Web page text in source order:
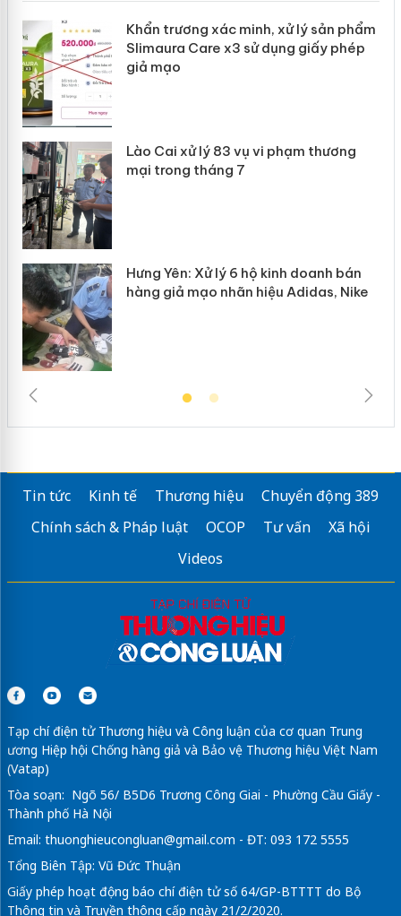
Khẩn trương xác minh, xử lý sản phẩm
Slimaura Care x3 sử dụng giấy phép
giả mạo
Lào Cai xử lý 83 vụ vi phạm thương
mại trong tháng 7
Hưng Yên: Xử lý 6 hộ kinh doanh bán
hàng giả mạo nhãn hiệu Adidas, Nike
Tin tức Kinh tế Thương hiệu
Chuyển động 389
Chính sách & Pháp luật
OCOP Tư vấn
Xã hội
Videos
Tạp chí điện tử Thương hiệu và Công luận của cơ quan Trung
ương Hiệp hội Chống hàng giả và Bảo vệ Thương hiệu Việt Nam
(Vatap)
Tòa soạn: Ngõ 56/ B5D6 Trương Công Giai - Phường Cầu Giấy -
Thành phố Hà Nội
Email: thuonghieucongluan@gmail.com - ĐT: 093 172 5555
Tổng Biên Tập: Vũ Đức Thuận
Giấy phép hoạt động báo chí điện tử số 64/GP-BTTTT do Bộ
Thông tin và Truyền thông cấp ngày 21/2/2020.